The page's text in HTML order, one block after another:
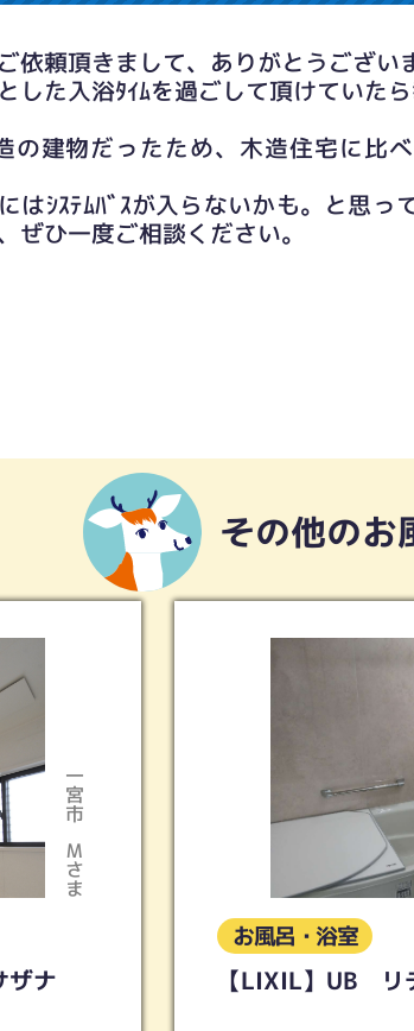
依頼頂きまして、ありがとうござい
した入浴ﾀｲﾑを過ごして頂けていた
の建物だったため、木造住宅に比
はｼｽﾃﾑﾊﾞｽが入らないかも。と思っ
ぜひ一度ご相談ください。
その他のお
一宮市
Mさま
ナ
お風呂・浴室
【LIXIL】UB リ